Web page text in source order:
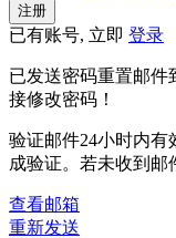
已有账号, 立即 登录
已发送密码重置邮件
接修改密码！
验证邮件24小时内
成验证。若未收到邮
查看邮箱
重新发送